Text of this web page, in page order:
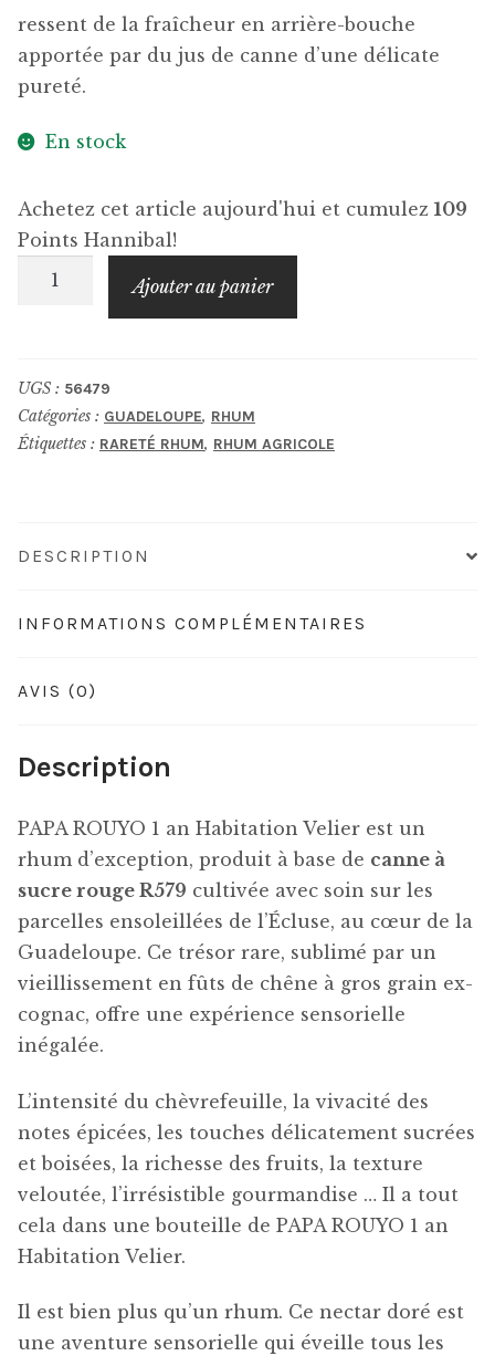
ressent de la fraîcheur en arrière-bouche
apportée par du jus de canne d’une délicate
pureté.
En stock
Achetez cet article aujourd'hui et cumulez 109
Points Hannibal!
quantité
1
an
Habitation
Ajouter au panier
UGS : 56479
Catégories : GUADELOUPE, RHUM
Étiquettes : RARETÉ RHUM, RHUM AGRICOLE
DESCRIPTION
INFORMATIONS COMPLÉMENTAIRES
AVIS (0)
Description
PAPA ROUYO 1 an Habitation Velier est un
rhum d’exception, produit à base de canne à
sucre rouge R579 cultivée avec soin sur les
parcelles ensoleillées de l’Écluse, au cœur de la
Guadeloupe. Ce trésor rare, sublimé par un
vieillissement en fûts de chêne à gros grain ex-
cognac, offre une expérience sensorielle
inégalée.
L’intensité du chèvrefeuille, la vivacité des
notes épicées, les touches délicatement sucrées
et boisées, la richesse des fruits, la texture
veloutée, l’irrésistible gourmandise … Il a tout
cela dans une bouteille de PAPA ROUYO 1 an
Habitation Velier.
Il est bien plus qu’un rhum. Ce nectar doré est
une aventure sensorielle qui éveille tous les